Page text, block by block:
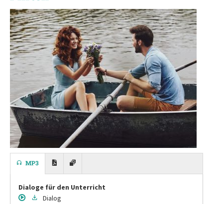
MP3
Dialoge für den Unterricht
Dialog